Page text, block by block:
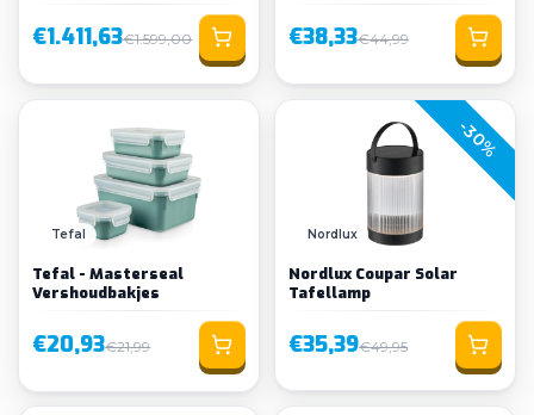
€1.411,63€1.599,00 €38,33€44,99
Tefal
Tefal - Masterseal
Vershoudbakjes
€20,93€21,99
-30%
Nordlux
Nordlux Coupar Solar
Tafellamp
€35,39€49,95